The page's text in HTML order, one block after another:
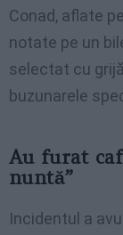
Conad, aflate
notate pe un
selectat cu
buzunarele
Au furat
nuntă”
Incidentul a